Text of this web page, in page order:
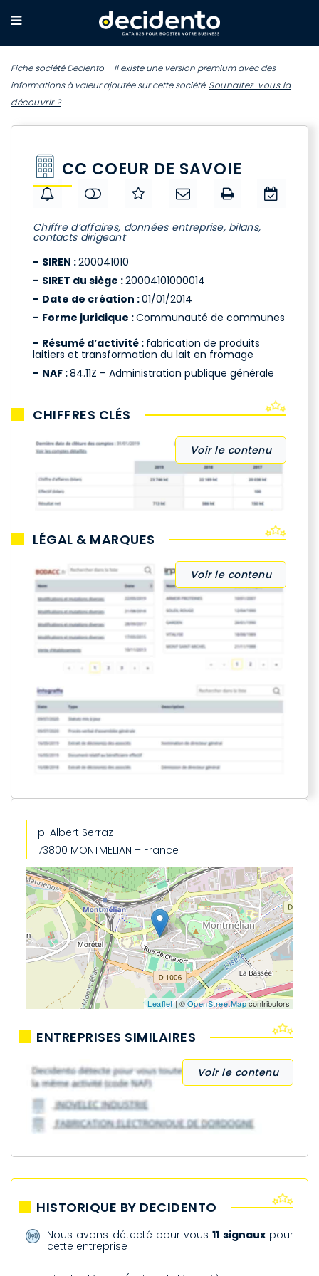
Fiche société Deciento – Il existe une version premium avec des
informations à valeur ajoutée sur cette société. Souhaitez-vous la
découvrir ?
CC COEUR DE SAVOIE
Chiffre d’affaires, données entreprise, bilans,
contacts dirigeant
SIREN :200041010
SIRET du siège :20004101000014
Date de création :01/01/2014
Forme juridique :Communauté de communes
Résumé d’activité : fabrication de produits
laitiers et transformation du lait en fromage
NAF :84.11Z – Administration publique générale
CHIFFRES CLÉS
Voir le contenu
LÉGAL & MARQUES
Voir le contenu
pl Albert Serraz
73800 MONTMELIAN – France
Leaflet| ©OpenStreetMapcontributors
ENTREPRISES SIMILAIRES
Voir le contenu
HISTORIQUE BY DECIDENTO
Nous avons détecté pour vous11 signauxpour
cette entreprise